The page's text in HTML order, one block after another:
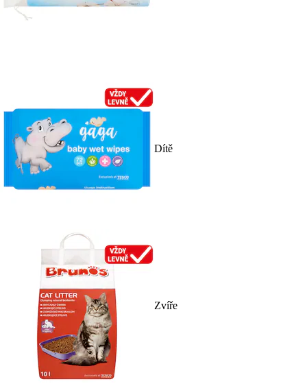
Dítě
Zvíře